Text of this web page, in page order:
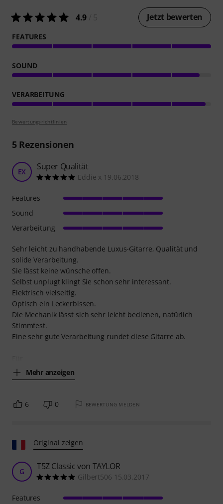
4.9 Jetzt bewerten
FEATURES
SOUND
VERARBEITUNG
Bewertungsrichtlinien
5Rezensionen
EX Super Qualität
Eddie x 19.06.2018
Sehr leicht zu handhabende Luxus-Gitarre, Qualität und
solide Verarbeitung.
Sie lässt keine wünsche offen.
Selbst unplugt klingt Sie schon sehr interessant.
Elektrisch vielseitig.
Optisch ein Leckerbissen.
Die Mechanik lässt sich sehr leicht bedienen, natürlich
Stimmfest.
Eine sehr gute Verarbeitung rundet diese Gitarre ab.
Mehr anzeigen
Features
Sound
Verarbeitung
6 0 BEWERTUNG MELDEN
Original zeigen
G T5Z Classic von TAYLOR
Gilbert506 15.03.2017
Features